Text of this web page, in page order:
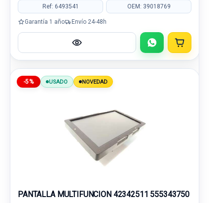
Ref: 6493541 OEM: 39018769
Garantía 1 año Envío 24-48h
-5% USADO NOVEDAD
PANTALLA MULTIFUNCION 42342511 555343750